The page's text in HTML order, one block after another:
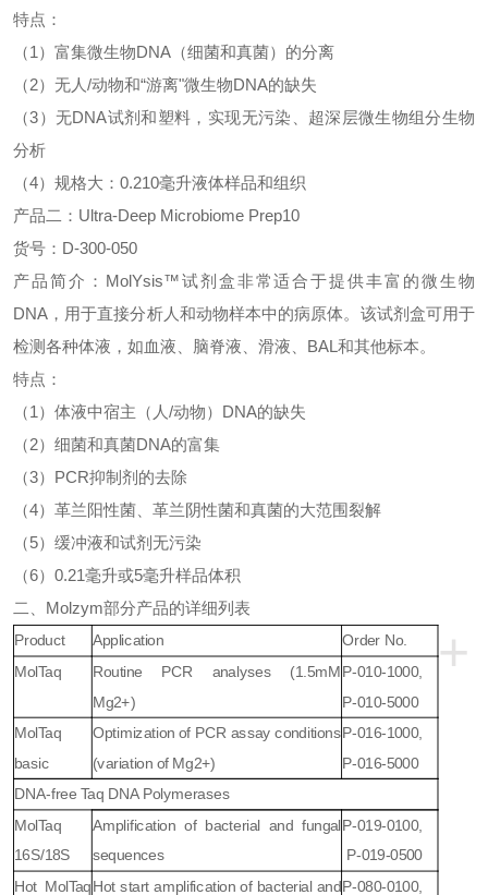
特点：
（1 ） 富集微生物DNA （细菌和真菌）的分离
（2） 无人 /动物和“游离"微生物DNA的缺失
（3）无DNA试剂和塑料，实现无污染、超深层微生物组分生物
分析
（4） 规格大： 0.210毫升液体样品和组织
产品二： Ultra-Deep Microbiome Prep10
货号： D-300-050
产品简介： MolYsis™试剂盒非常适合于提供丰富的微生物
DNA ，用于直接分析人和动物样本中的病原体。该试剂盒可用于
检测各种体液，如血液、脑脊液、滑液、 BAL 和其他标本。
特点：
（1 ） 体液中宿主（人 /动物） DNA的缺失
（2） 细菌和真菌DNA的富集
（3） PCR抑制剂的去除
（4） 革兰阳性菌、革兰阴性菌和真菌的大范围裂解
（5） 缓冲液和试剂无污染
（6） 0.21毫升或5毫升样品体积
二、 Molzym部分产品的详细列表
+
Product Application
Order No.
MolTaq
Routine PCR analyses (1.5mM
Mg2+)
P-010-1000,
P-010-5000
MolTaq
basic
Optimization of PCR assay conditions
(variation of Mg2+)
P-016-1000,
P-016-5000
DNA-free Taq DNA Polymerases
MolTaq
16S/18S
Amplification of bacterial and fungal
sequences
P-019-0100,
P-019-0500
Hot MolTaqHot start amplification of bacterial andP-080-0100,